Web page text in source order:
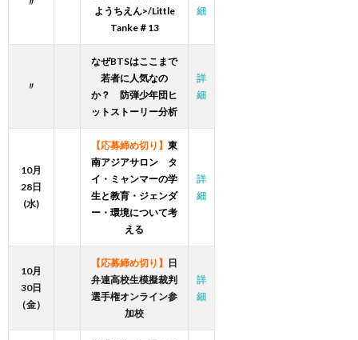
ようちえん>/Little
Tanke＃13
細
〃
なぜBTSはここまで
若者に人気なの
か？ 防弾少年団ヒ
ットストーリー分析
詳
細
10月
28日
(水)
【応募締め切り】 東
南アジアサロン タ
イ・ミャンマーの学
生と教育・ジェンダ
ー・環境について考
える
詳
細
10月
30日
（金）
【応募締め切り】
日
弁連高校生模擬裁判
選手権オンライン参
加校
詳
細